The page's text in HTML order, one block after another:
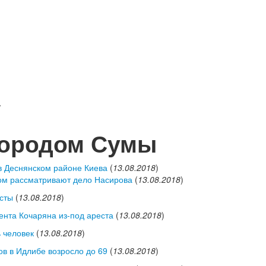
Сумы
Деснянском районе Киева (13.08.2018)
рассматривают дело Насирова (13.08.2018)
(13.08.2018)
Кочаряна из-под ареста (13.08.2018)
(13.08.2018)
в Идлибе возросло до 69 (13.08.2018)